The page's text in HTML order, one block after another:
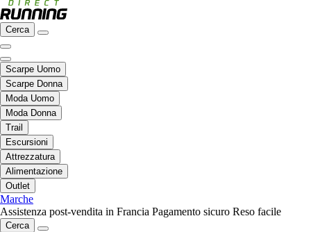
Cerca
Scarpe Uomo
Scarpe Donna
Moda Uomo
Moda Donna
Trail
Escursioni
Attrezzatura
Alimentazione
Outlet
Marche
Assistenza post-vendita in Francia Pagamento sicuro Reso facile
Cerca